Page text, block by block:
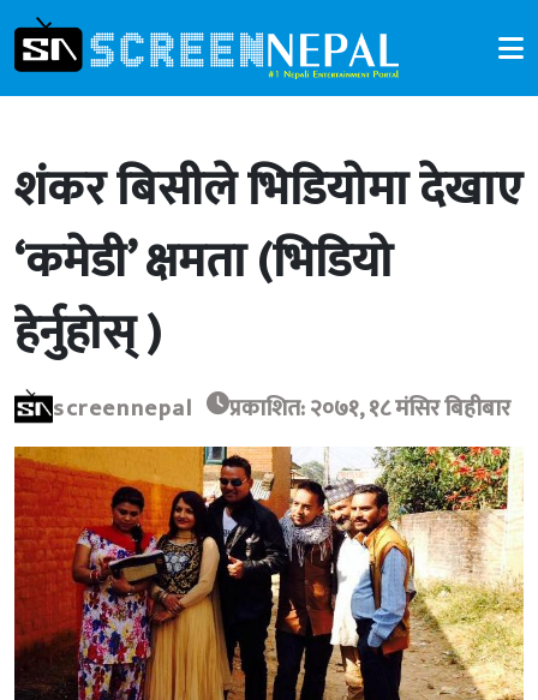
शंकर बिसीले भिडियोमा देखाए
‘कमेडी’ क्षमता (भिडियो
हेर्नुहोस् )
screennepal प्रकाशित: २०७१, १८ मंसिर बिहीबार